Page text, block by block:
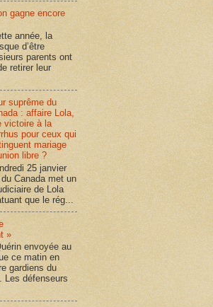
gagne encore
année, la
d’être
parents ont
retirer leur
suprême du
: affaire Lola,
victoire à la
pour ceux qui
mariage
libre ?
25 janvier
du Canada met un
de Lola
que le rég...
»
envoyée au
ce matin en
gardiens du
Les défenseurs